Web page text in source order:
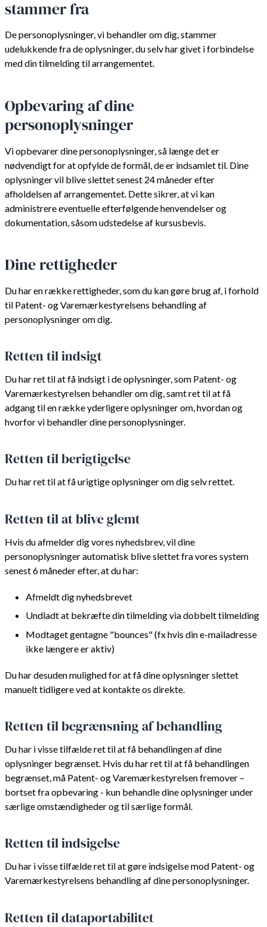
stammer fra
De personoplysninger, vi behandler om dig, stammer
udelukkende fra de oplysninger, du selv har givet i forbindelse
med din tilmelding til arrangementet.
Opbevaring af dine
personoplysninger
Vi opbevarer dine personoplysninger, så længe det er
nødvendigt for at opfylde de formål, de er indsamlet til. Dine
oplysninger vil blive slettet senest 24 måneder efter
afholdelsen af arrangementet. Dette sikrer, at vi kan
administrere eventuelle efterfølgende henvendelser og
dokumentation, såsom udstedelse af kursusbevis.
Dine rettigheder
Du har en række rettigheder, som du kan gøre brug af, i forhold
til Patent- og Varemærkestyrelsens behandling af
personoplysninger om dig.
Retten til indsigt
Du har ret til at få indsigt i de oplysninger, som Patent- og
Varemærkestyrelsen behandler om dig, samt ret til at få
adgang til en række yderligere oplysninger om, hvordan og
hvorfor vi behandler dine personoplysninger.
Retten til berigtigelse
Du har ret til at få urigtige oplysninger om dig selv rettet.
Retten til at blive glemt
Hvis du afmelder dig vores nyhedsbrev, vil dine
personoplysninger automatisk blive slettet fra vores system
senest 6 måneder efter, at du har:
Afmeldt dig nyhedsbrevet
Undladt at bekræfte din tilmelding via dobbelt tilmelding
Modtaget gentagne "bounces" (fx hvis din e-mailadresse
ikke længere er aktiv)
Du har desuden mulighed for at få dine oplysninger slettet
manuelt tidligere ved at kontakte os direkte.
Retten til begrænsning af behandling
Du har i visse tilfælde ret til at få behandlingen af dine
oplysninger begrænset. Hvis du har ret til at få behandlingen
begrænset, må Patent- og Varemærkestyrelsen fremover –
bortset fra opbevaring - kun behandle dine oplysninger under
særlige omstændigheder og til særlige formål.
Retten til indsigelse
Du har i visse tilfælde ret til at gøre indsigelse mod Patent- og
Varemærkestyrelsens behandling af dine personoplysninger.
Retten til dataportabilitet